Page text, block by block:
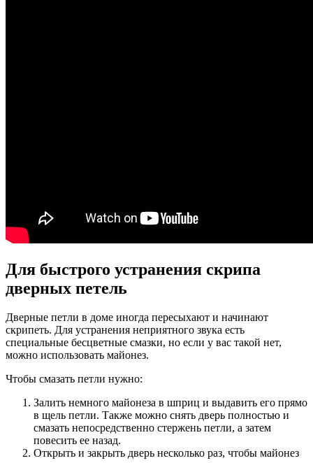
Для быстрого устранения скрипа
дверных петель
Дверные петли в доме иногда пересыхают и начинают
скрипеть. Для устранения неприятного звука есть
специальные бесцветные смазки, но если у вас такой нет,
можно использовать майонез.
Чтобы смазать петли нужно:
Залить немного майонеза в шприц и выдавить его прямо
в щель петли. Также можно снять дверь полностью и
смазать непосредственно стержень петли, а затем
повесить ее назад.
Открыть и закрыть дверь несколько раз, чтобы майонез